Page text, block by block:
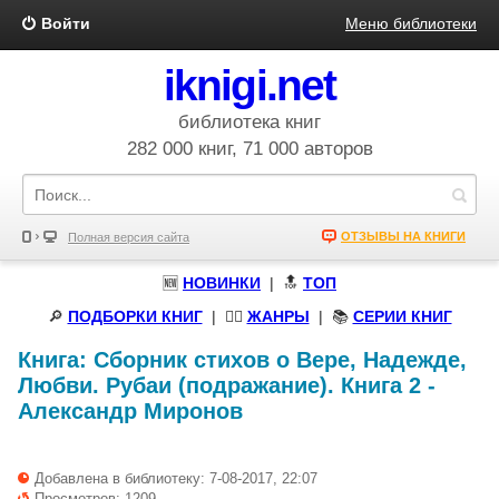
Войти Меню библиотеки
iknigi.net
библиотека книг
282 000 книг, 71 000 авторов
Полная версия сайта ОТЗЫВЫ НА КНИГИ
🆕 НОВИНКИ | 🔝 ТОП
🔎 ПОДБОРКИ КНИГ| 🧝‍♀️ ЖАНРЫ | 📚 СЕРИИ КНИГ
Книга: Сборник стихов о Вере, Надежде,
Любви. Рубаи (подражание). Книга 2 -
Александр Миронов
Добавлена в библиотеку: 7-08-2017, 22:07